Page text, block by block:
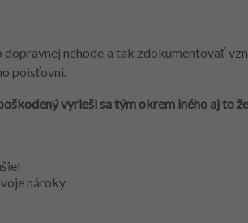
nehode a tak zdokumentovať
poisťovni.
vyrieši sa tým okrem iného aj to
nároky